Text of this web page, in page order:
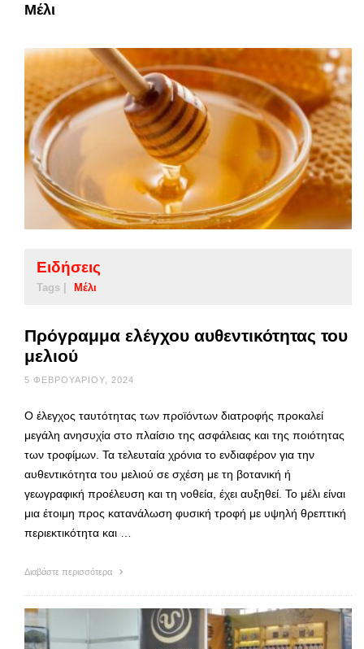
Μέλι
Ειδήσεις
Tags | Μέλι
Πρόγραμμα ελέγχου αυθεντικότητας του
μελιού
5 ΦΕΒΡΟΥΑΡΊΟΥ, 2024
Ο έλεγχος ταυτότητας των προϊόντων διατροφής προκαλεί
μεγάλη ανησυχία στο πλαίσιο της ασφάλειας και της ποιότητας
των τροφίμων. Τα τελευταία χρόνια το ενδιαφέρον για την
αυθεντικότητα του μελιού σε σχέση με τη βοτανική ή
γεωγραφική προέλευση και τη νοθεία, έχει αυξηθεί. Το μέλι είναι
μια έτοιμη προς κατανάλωση φυσική τροφή με υψηλή θρεπτική
περιεκτικότητα και …
Διαβάστε περισσότερα